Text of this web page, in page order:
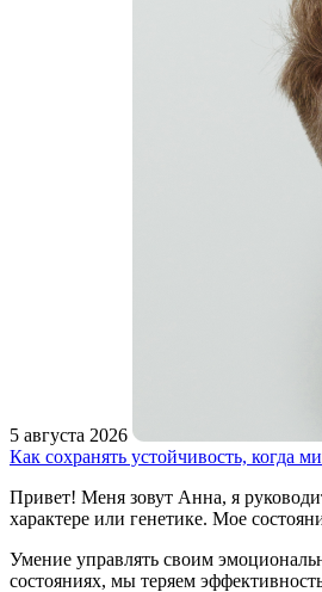
5 августа 2026
Как сохранять устойчивость, когда
Привет! Меня зовут Анна, я
характере или генетике. Мое
Умение управлять своим
состояниях, мы теряем